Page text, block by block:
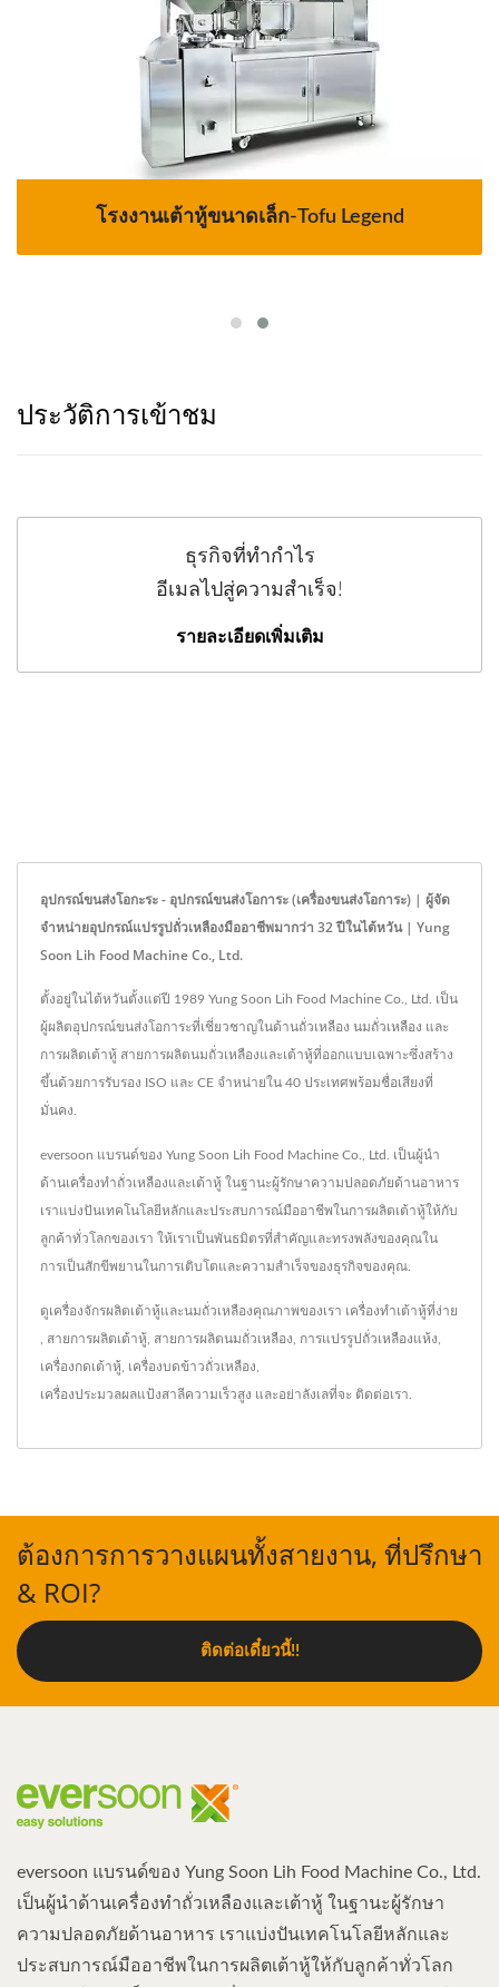
โรงงานเต้าหู้ขนาดเล็ก-Tofu Legend
ประวัติการเข้าชม
ธุรกิจที่ทำกำไร
อีเมลไปสู่ความสำเร็จ!
รายละเอียดเพิ่มเติม
อุปกรณ์ขนส่งโอกะระ - อุปกรณ์ขนส่งโอการะ (เครื่องขนส่งโอการะ) | ผู้จัด
จำหน่ายอุปกรณ์แปรรูปถั่วเหลืองมืออาชีพมากว่า 32 ปีในไต้หวัน | Yung
Soon Lih Food Machine Co., Ltd.
ตั้งอยู่ในไต้หวันตั้งแต่ปี 1989 Yung Soon Lih Food Machine Co., Ltd. เป็น
ผู้ผลิตอุปกรณ์ขนส่งโอการะที่เชี่ยวชาญในด้านถั่วเหลือง นมถั่วเหลือง และ
การผลิตเต้าหู้ สายการผลิตนมถั่วเหลืองและเต้าหู้ที่ออกแบบเฉพาะซึ่งสร้าง
ขึ้นด้วยการรับรอง ISO และ CE จำหน่ายใน 40 ประเทศพร้อมชื่อเสียงที่
มั่นคง.
eversoon แบรนด์ของ Yung Soon Lih Food Machine Co., Ltd. เป็นผู้นำ
ด้านเครื่องทำถั่วเหลืองและเต้าหู้ ในฐานะผู้รักษาความปลอดภัยด้านอาหาร
เราแบ่งปันเทคโนโลยีหลักและประสบการณ์มืออาชีพในการผลิตเต้าหู้ให้กับ
ลูกค้าทั่วโลกของเรา ให้เราเป็นพันธมิตรที่สำคัญและทรงพลังของคุณใน
การเป็นสักขีพยานในการเติบโตและความสำเร็จของธุรกิจของคุณ.
ดูเครื่องจักรผลิตเต้าหู้และนมถั่วเหลืองคุณภาพของเรา เครื่องทำเต้าหู้ที่ง่าย
สายการผลิตเต้าหู้ สายการผลิตนมถั่วเหลือง การแปรรูปถั่วเหลืองแห้ง
เครื่องกดเต้าหู้ เครื่องบดข้าวถั่วเหลือง
เครื่องประมวลผลแป้งสาลีความเร็วสูง และอย่าลังเลที่จะ ติดต่อเรา
ต้องการการวางแผนทั้งสายงาน, ที่ปรึกษา
& ROI?
ติดต่อเดี๋ยวนี้!!
eversoon แบรนด์ของ Yung Soon Lih Food Machine Co., Ltd.
เป็นผู้นำด้านเครื่องทำถั่วเหลืองและเต้าหู้ ในฐานะผู้รักษา
ความปลอดภัยด้านอาหาร เราแบ่งปันเทคโนโลยีหลักและ
ประสบการณ์มืออาชีพในการผลิตเต้าหู้ให้กับลูกค้าทั่วโลก